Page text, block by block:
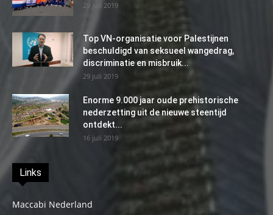
29 juli 2019
Top VN-organisatie voor Palestijnen
beschuldigd van seksueel wangedrag,
discriminatie en misbruik...
29 juli 2019
Enorme 9.000 jaar oude prehistorische
nederzetting uit de nieuwe steentijd
ontdekt...
16 juli 2019
Links
Maccabi Nederland